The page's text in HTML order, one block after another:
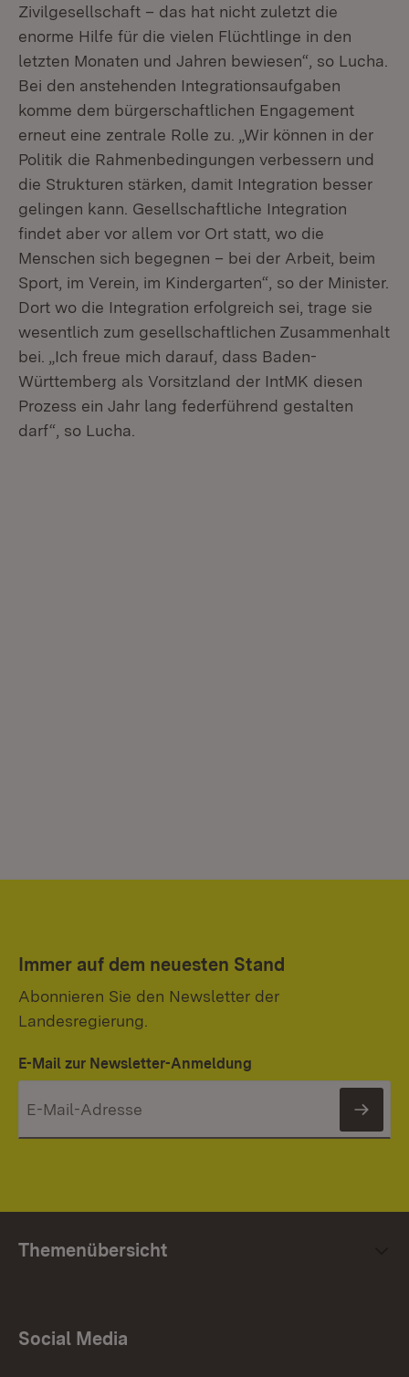
Zivilgesellschaft – das hat nicht zuletzt die
enorme Hilfe für die vielen Flüchtlinge in den
letzten Monaten und Jahren bewiesen“, so Lucha.
Bei den anstehenden Integrationsaufgaben
komme dem bürgerschaftlichen Engagement
erneut eine zentrale Rolle zu. „Wir können in der
Politik die Rahmenbedingungen verbessern und
die Strukturen stärken, damit Integration besser
gelingen kann. Gesellschaftliche Integration
findet aber vor allem vor Ort statt, wo die
Menschen sich begegnen – bei der Arbeit, beim
Sport, im Verein, im Kindergarten“, so der Minister.
Dort wo die Integration erfolgreich sei, trage sie
wesentlich zum gesellschaftlichen Zusammenhalt
bei. „Ich freue mich darauf, dass Baden-
Württemberg als Vorsitzland der IntMK diesen
Prozess ein Jahr lang federführend gestalten
darf“, so Lucha.
Immer auf dem neuesten Stand
Abonnieren Sie den Newsletter der
Landesregierung.
E-Mail zur Newsletter-Anmeldung
Themenübersicht
Social Media